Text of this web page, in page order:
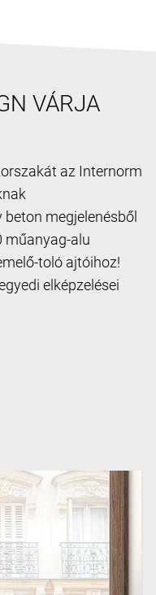
VÁRJA
az Internorm
megjelenésből
műanyag-alu
toló ajtóihoz!
elképzelései